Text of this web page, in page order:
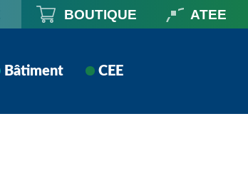
BOUTIQUE ATEE
Bâtiment CEE